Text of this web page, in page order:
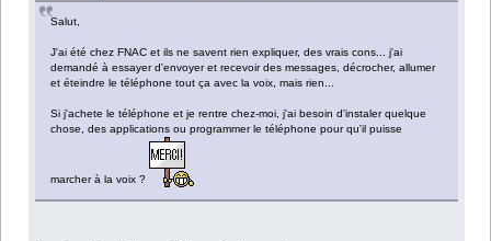
Salut,
J'ai été chez FNAC et ils ne savent rien expliquer, des vrais cons... j'ai
demandé à essayer d'envoyer et recevoir des messages, décrocher, allumer
et éteindre le téléphone tout ça avec la voix, mais rien...
Si j'achete le téléphone et je rentre chez-moi, j'ai besoin d'instaler quelque
chose, des applications ou programmer le téléphone pour qu'il puisse
marcher à la voix ?